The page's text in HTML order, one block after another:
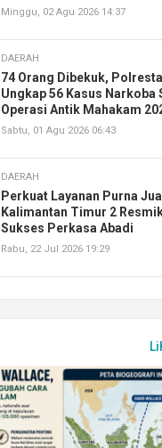
Minggu, 02 Agu 2026 14:37
DAERAH
74 Orang Dibekuk,
Ungkap 56 Kasus Narkoba
Operasi Antik Mahakam
Sabtu, 01 Agu 2026 06:43
DAERAH
Perkuat Layanan Purna
Kalimantan Timur 2
Sukses Perkasa Abadi
Rabu, 22 Jul 2026 19:29
Peluang Kerja dan Magang
Jumat, 17 Jul 2026 22:30
DAERAH
Astra Motor Kalimantan